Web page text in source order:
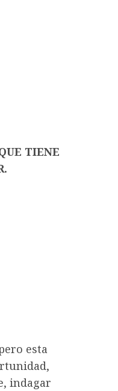
TIENE
esta
indagar